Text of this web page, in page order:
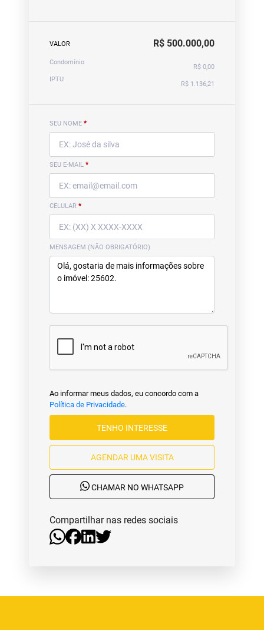
VALOR R$ 500.000,00
Condomínio
R$ 0,00
IPTU
R$ 1.136,21
SEU NOME *
SEU E-MAIL *
CELULAR *
MENSAGEM (NÃO OBRIGATÓRIO)
Ao informar meus dados, eu concordo com a
Política de Privacidade.
TENHO INTERESSE
AGENDAR UMA VISITA
CHAMAR NO WHATSAPP
Compartilhar nas redes sociais